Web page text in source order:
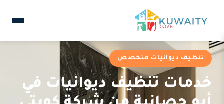
تنظيف ديوانيات متخصص
خدمات تنظيف ديوانيات في